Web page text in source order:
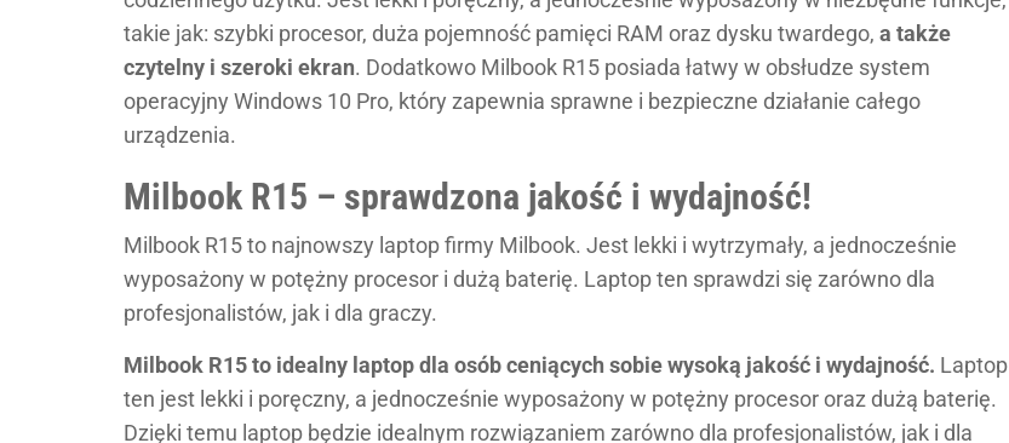
takie jak: szybki procesor, duża pojemność pamięci RAM oraz dysku twardego, a także
czytelny i szeroki ekran. Dodatkowo Milbook R15 posiada łatwy w obsłudze system
operacyjny Windows 10 Pro, który zapewnia sprawne i bezpieczne działanie całego
urządzenia.
Milbook R15 – sprawdzona jakość i wydajność!
Milbook R15 to najnowszy laptop firmy Milbook. Jest lekki i wytrzymały, a jednocześnie
wyposażony w potężny procesor i dużą baterię. Laptop ten sprawdzi się zarówno dla
profesjonalistów, jak i dla graczy.
Milbook R15 to idealny laptop dla osób ceniących sobie wysoką jakość i wydajność. Laptop
ten jest lekki i poręczny, a jednocześnie wyposażony w potężny procesor oraz dużą baterię.
Dzięki temu laptop będzie idealnym rozwiązaniem zarówno dla profesjonalistów, jak i dla